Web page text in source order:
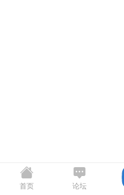
首页 论坛